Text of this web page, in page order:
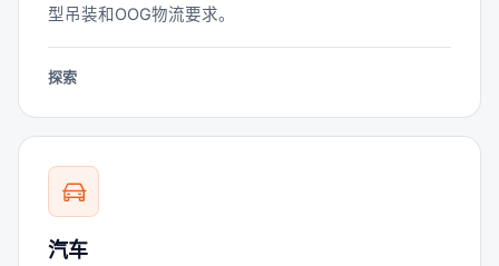
型吊装和OOG物流要求。
探索
汽车